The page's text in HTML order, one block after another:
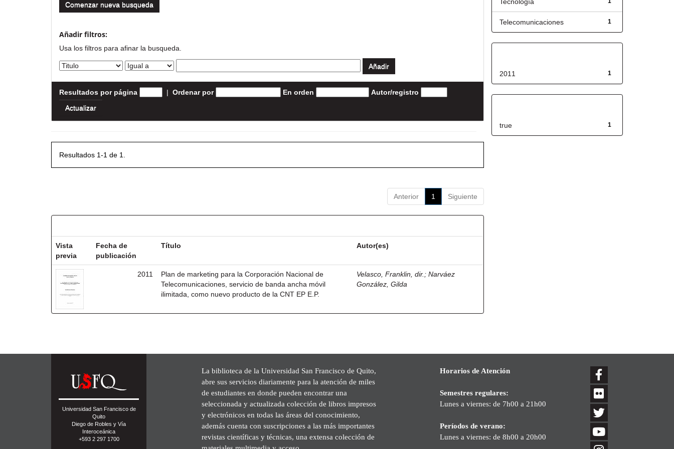
Comenzar nueva busqueda
Añadir filtros:
Usa los filtros para afinar la busqueda.
Resultados por página | Ordenar por En orden Autor/registro
Resultados 1-1 de 1.
Anterior 1 Siguiente
Vista
previa
Fecha de
publicación
Título Autor(es)
2011
Plan de marketing para la Corporación Nacional de
Telecomunicaciones, servicio de banda ancha móvil
ilimitada, como nuevo producto de la CNT EP E.P.
Velasco, Franklin, dir. ;Narváez
González, Gilda
1
Telecomunicaciones
1
2011
1
true
Universidad San Francisco de
Quito
Diego de Robles y Vía
Interoceánica
+593 2 297 1700
La biblioteca de la Universidad San Francisco de Quito,
abre sus servicios diariamente para la atención de miles
de estudiantes en donde pueden encontrar una
seleccionada y actualizada colección de libros impresos
y electrónicos en todas las áreas del conocimiento,
además cuenta con suscripciones a las más importantes
revistas científicas y técnicas, una extensa colección de
Horarios de Atención
Semestres regulares:
Lunes a viernes: de 7h00 a 21h00
Períodos de verano:
Lunes a viernes: de 8h00 a 20h00